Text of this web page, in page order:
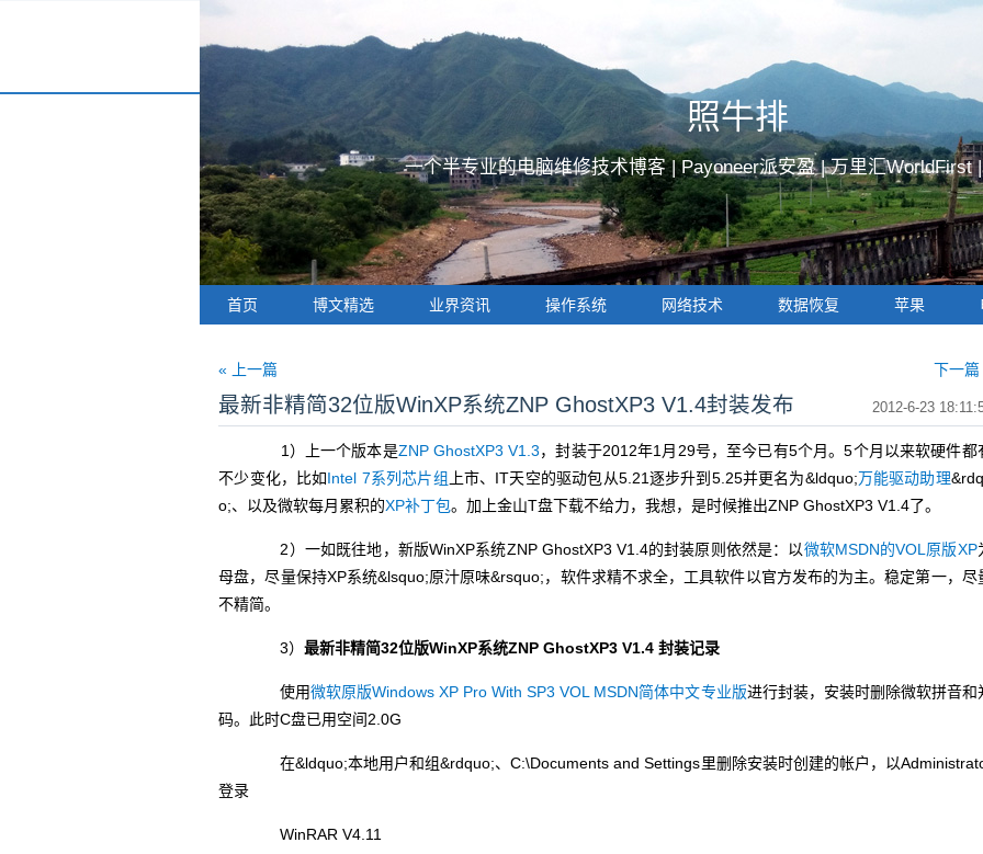
照牛排
一个半专业的电脑维修技术博客 |Payoneer派安盈|万里汇WorldFirst
首页 博文精选 业界资讯 操作系统 网络技术 数据恢复 苹果
« 上一篇 下一篇
2012-6-23
最新非精简32位版WinXP系统ZNP GhostXP3 V1.4封装发布
1）上一个版本是ZNP GhostXP3 V1.3，封装于2012年1月29号，至今已有5个月。5个月以来软硬件都
不少变化，比如Intel 7系列芯片组 上市、IT天空的驱动包从5.21逐步升到5.25并更名为&ldquo;万能驱动助理
o;、以及微软每月累积的XP补丁包。加上金山T盘下载不给力，我想，是时候推出ZNP GhostXP3 V1.4了。
2）一如既往地，新版WinXP系统ZNP GhostXP3 V1.4的封装原则依然是：以微软MSDN的VOL原版XP
母盘，尽量保持XP系统&lsquo;原汁原味&rsquo;，软件求精不求全，工具软件以官方发布的为主。稳定第一，尽
不精简。
3）最新非精简32位版WinXP系统ZNP GhostXP3 V1.4 封装记录
使用微软原版Windows XP Pro With SP3 VOL MSDN简体中文专业版进行封装，安装时删除微软拼音和
码。此时C盘已用空间2.0G
在&ldquo;本地用户和组&rdquo;、C:\Documents and Settings里删除安装时创建的帐户，以
登录
WinRAR V4.11